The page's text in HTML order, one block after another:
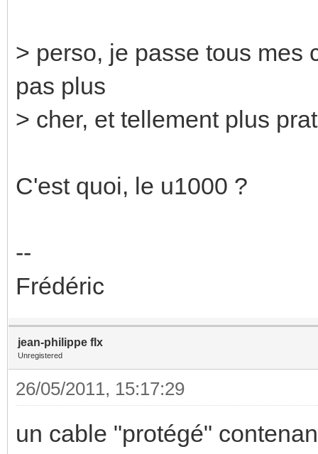
> perso, je passe tous mes
pas plus
> cher, et tellement plus
C'est quoi, le u1000 ?
--
Frédéric
jean-philippe flx
Unregistered
26/05/2011, 15:17:29
un cable "protégé"